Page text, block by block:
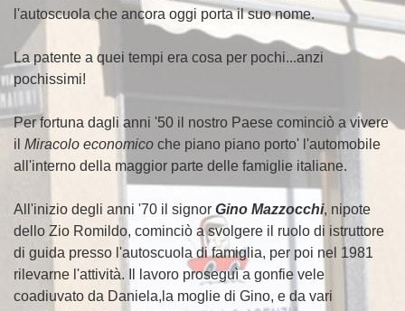
l'autoscuola che ancora oggi porta il suo nome.
La patente a quei tempi era cosa per pochi...anzi
pochissimi!
Per fortuna dagli anni '50 il nostro Paese cominciò a vivere
il Miracolo economico che piano piano porto' l'automobile
all'interno della maggior parte delle famiglie italiane.
All'inizio degli anni '70 il signor Gino Mazzocchi, nipote
dello Zio Romildo, cominciò a svolgere il ruolo di istruttore
di guida presso l'autoscuola di famiglia, per poi nel 1981
rilevarne l'attività. Il lavoro proseguì a gonfie vele
coadiuvato da Daniela,la moglie di Gino, e da vari